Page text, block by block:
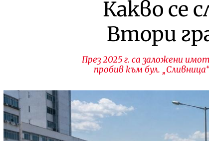
Какво се
Втори
През 2025 г. са заложени
пробив към бул.